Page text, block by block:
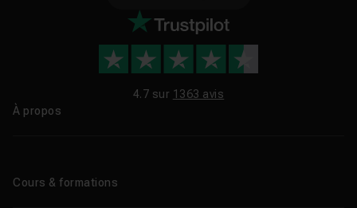
4.7 sur 1363 avis
À propos
Cours & formations